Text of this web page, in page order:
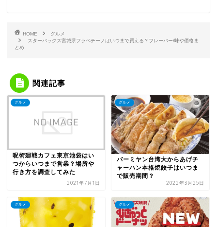
HOME
グルメ
スターバックス宮城県フラペチーノはいつまで買える？フレーバー/味や価格ま
とめ
関連記事
グルメ
呪術廻戦カフェ東京池袋はい
つからいつまで営業？場所や
行き方を調査してみた
2021年7月1日
グルメ
バーミヤン台湾大からあげチ
ャーハン本格焼餃子はいつま
で販売期間？
2022年3月25日
グルメ グルメ